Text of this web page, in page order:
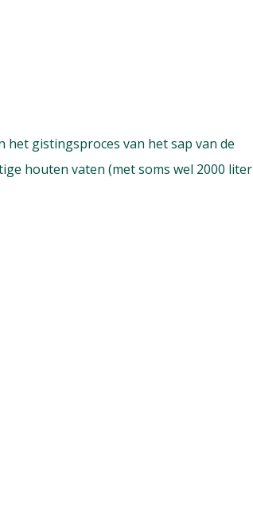
gistingsproces van het sap van de
houten vaten (met soms wel 2000 liter